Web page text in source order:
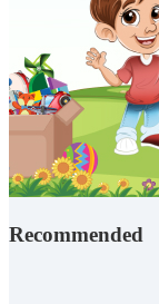
Recommended